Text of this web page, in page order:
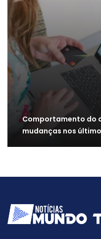
Comportamento do
mudanças nos